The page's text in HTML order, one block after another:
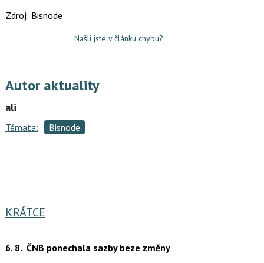
Zdroj: Bisnode
Našli jste v článku chybu?
Autor aktuality
ali
Témata: Bisnode
KRÁTCE
6. 8. ČNB ponechala sazby beze změny